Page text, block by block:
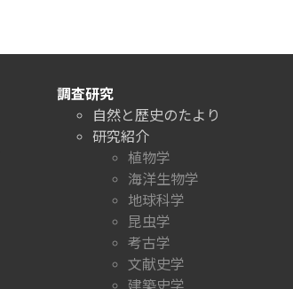
調査研究
自然と歴史のたより
研究紹介
植物学
海洋生物学
地球科学
昆虫学
考古学
文献史学